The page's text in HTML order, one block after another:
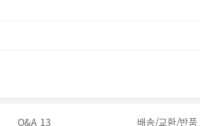
Q&A 13 배송/교환/반품